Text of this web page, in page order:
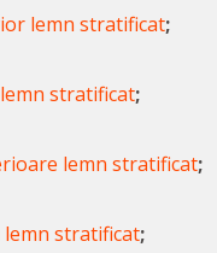
lemn stratificat;
stratificat;
lemn stratificat;
lemn stratificat;